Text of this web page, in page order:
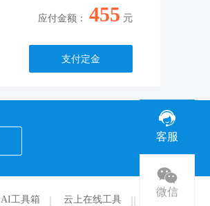
应付金额： 455 元
支付定金
AI工具箱 云上在线工具
客服
微信